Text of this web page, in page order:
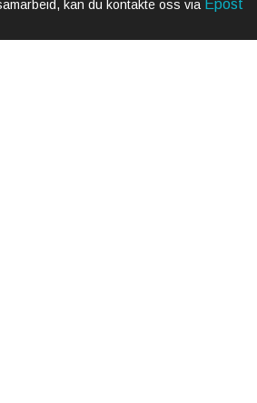
kan du kontakte oss via Epost